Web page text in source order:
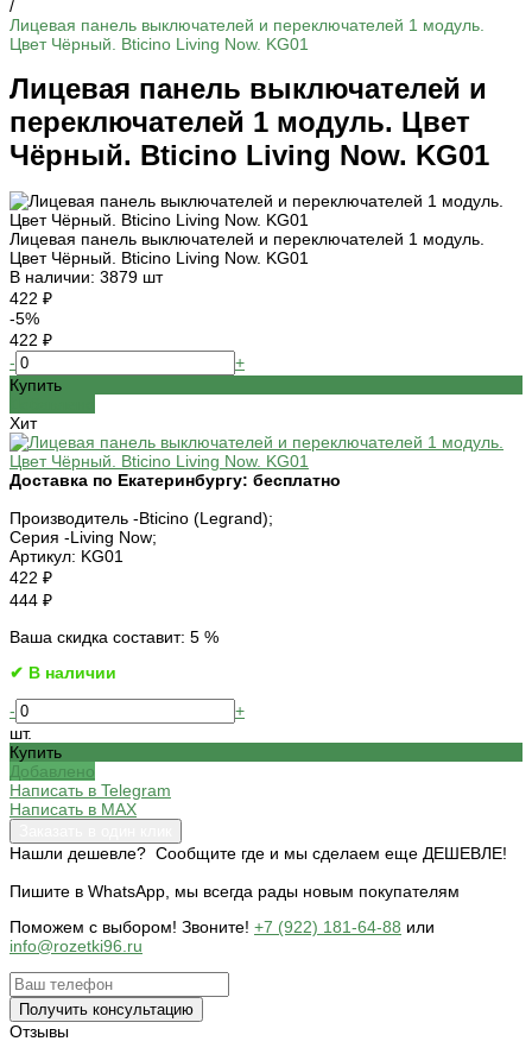
/
Лицевая панель выключателей и переключателей 1 модуль.
Цвет Чёрный. Bticino Living Now. KG01
Лицевая панель выключателей и
переключателей 1 модуль. Цвет
Чёрный. Bticino Living Now. KG01
Лицевая панель выключателей и переключателей 1 модуль.
Цвет Чёрный. Bticino Living Now. KG01
В наличии: 3879 шт
422 ₽
-5%
422 ₽
-
+
Купить
Хит
Доставка по Екатеринбургу: бесплатно
Производитель -Bticino (Legrand);
Серия -Living Now;
Артикул: KG01
422 ₽
444 ₽
Ваша скидка составит: 5 %
✔ В наличии
-
+
шт.
Купить
Добавлено
Написать в Telegram
Написать в MAX
Нашли дешевле? Сообщите где и мы сделаем еще ДЕШЕВЛЕ!
Пишите в WhatsApp, мы всегда рады новым покупателям
Поможем c выбором! Звоните! +7 (922) 181-64-88 или
info@rozetki96.ru
Получить консультацию
Отзывы